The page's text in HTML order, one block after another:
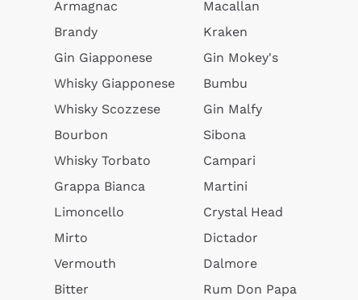
Armagnac
Brandy
Gin Giapponese
Whisky Giapponese
Whisky Scozzese
Bourbon
Whisky Torbato
Grappa Bianca
Limoncello
Mirto
Vermouth
Bitter
Macallan
Kraken
Gin Mokey's
Bumbu
Gin Malfy
Sibona
Campari
Martini
Crystal Head
Dictador
Dalmore
Rum Don Papa